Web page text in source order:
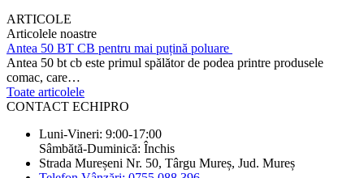
ARTICOLE
Articolele noastre
Antea 50 BT CB pentru mai puțină poluare
Antea 50 bt cb este primul spălător de podea printre produsele
comac, care…
Toate articolele
CONTACT ECHIPRO
Luni-Vineri: 9:00-17:00
Sâmbătă-Duminică: Închis
Strada Mureșeni Nr. 50, Târgu Mureș, Jud. Mureș